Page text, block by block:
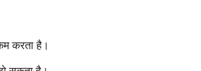
करता है।